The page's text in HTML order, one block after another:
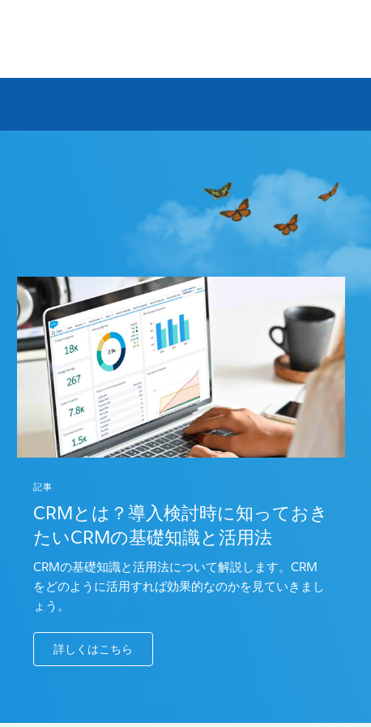
記事
CRMとは？導入検討時に知っておき
たいCRMの基礎知識と活用法
CRMの基礎知識と活用法について解説します。CRM
をどのように活用すれば効果的なのかを見ていきまし
ょう。
詳しくはこちら